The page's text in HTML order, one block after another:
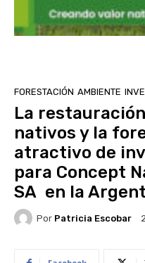
FORESTACIÓN AMBIENTE
La
nativos y la
atractivo de
para Concept
SA en la
Por Patricia Escobar